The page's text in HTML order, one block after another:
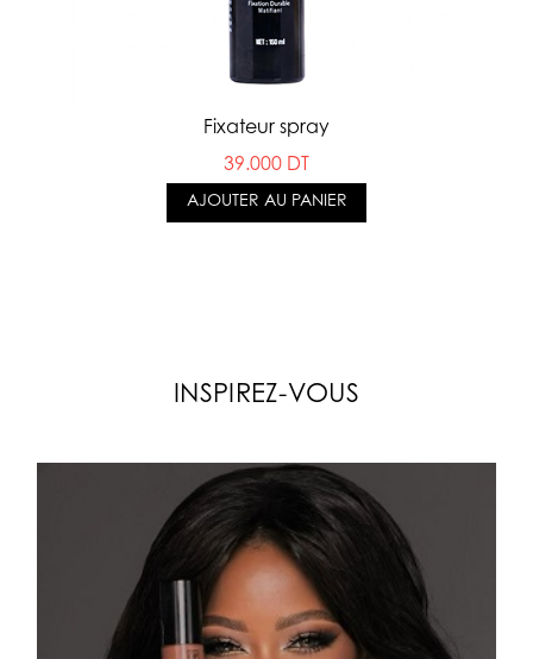
Fixateur spray
39.000 DT
AJOUTER AU PANIER
INSPIREZ-VOUS